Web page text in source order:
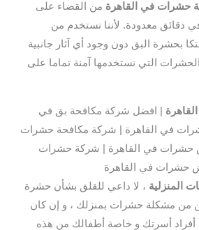
حشرات في القاهرة من القضاء على
دقائق معدودة. لأننا نستخدم من
بحشرة البق دون وجود أي آثار جانبية
التي نستخدمها آمنة تماما على
| افضل شركة مكافحة بق في
في القاهرة | شركة مكافحة حشرات
حشرات في القاهرة | شركة حشرات
حشرات في القاهرة
المنزلية ، لا داعي للقلق بشأن حشرة
من مشكلة حشرات بمنزلك ، و إن كان
أفراد أسرتك و خاصة أطفالك من هذه